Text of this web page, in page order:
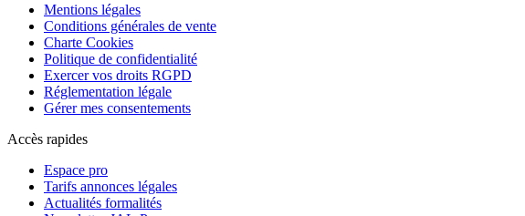
Mentions légales
Conditions générales de vente
Charte Cookies
Politique de confidentialité
Exercer vos droits RGPD
Réglementation légale
Gérer mes consentements
Accès rapides
Espace pro
Tarifs annonces légales
Actualités formalités